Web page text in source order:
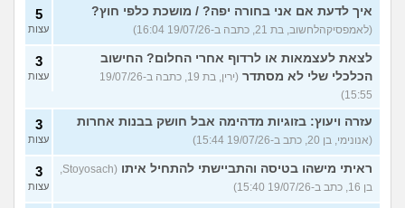
איך לדעת אם אני בחורה יפה? / מושכת כלפי חוץ?
(לאמפסיקהלחשוב, בת 21, כתבה ב-19/07/26 16:04)
5
עצות
לצאת לעצמאות או לרדוף אחרי החלום? החישוב
הכלכלי שלי לא מסתדר
(ירין, בת 19, כתבה ב-19/07/26
15:55)
3
עצות
עזרה ויעוץ: בזוגיות מדהימה אבל חושק בבנות אחרות
(אנונימי, בן 20, כתב ב-19/07/26 15:44)
3
עצות
ראיתי מישהו בטיסה והתביישתי להתחיל איתו
(Stoyosach,
בן 16, כתב ב-19/07/26 15:40)
3
עצות